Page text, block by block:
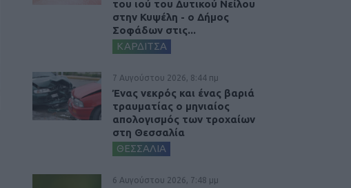
του ιού του Δυτικού Νείλου
στην Κυψέλη - ο Δήμος
Σοφάδων στις...
ΚΑΡΔΙΤΣΑ
7 Αυγούστου 2026, 8:44 πμ
Ένας νεκρός και ένας βαριά
τραυματίας ο μηνιαίος
απολογισμός των τροχαίων
στη Θεσσαλία
ΘΕΣΣΑΛΙΑ
6 Αυγούστου 2026, 7:48 μμ